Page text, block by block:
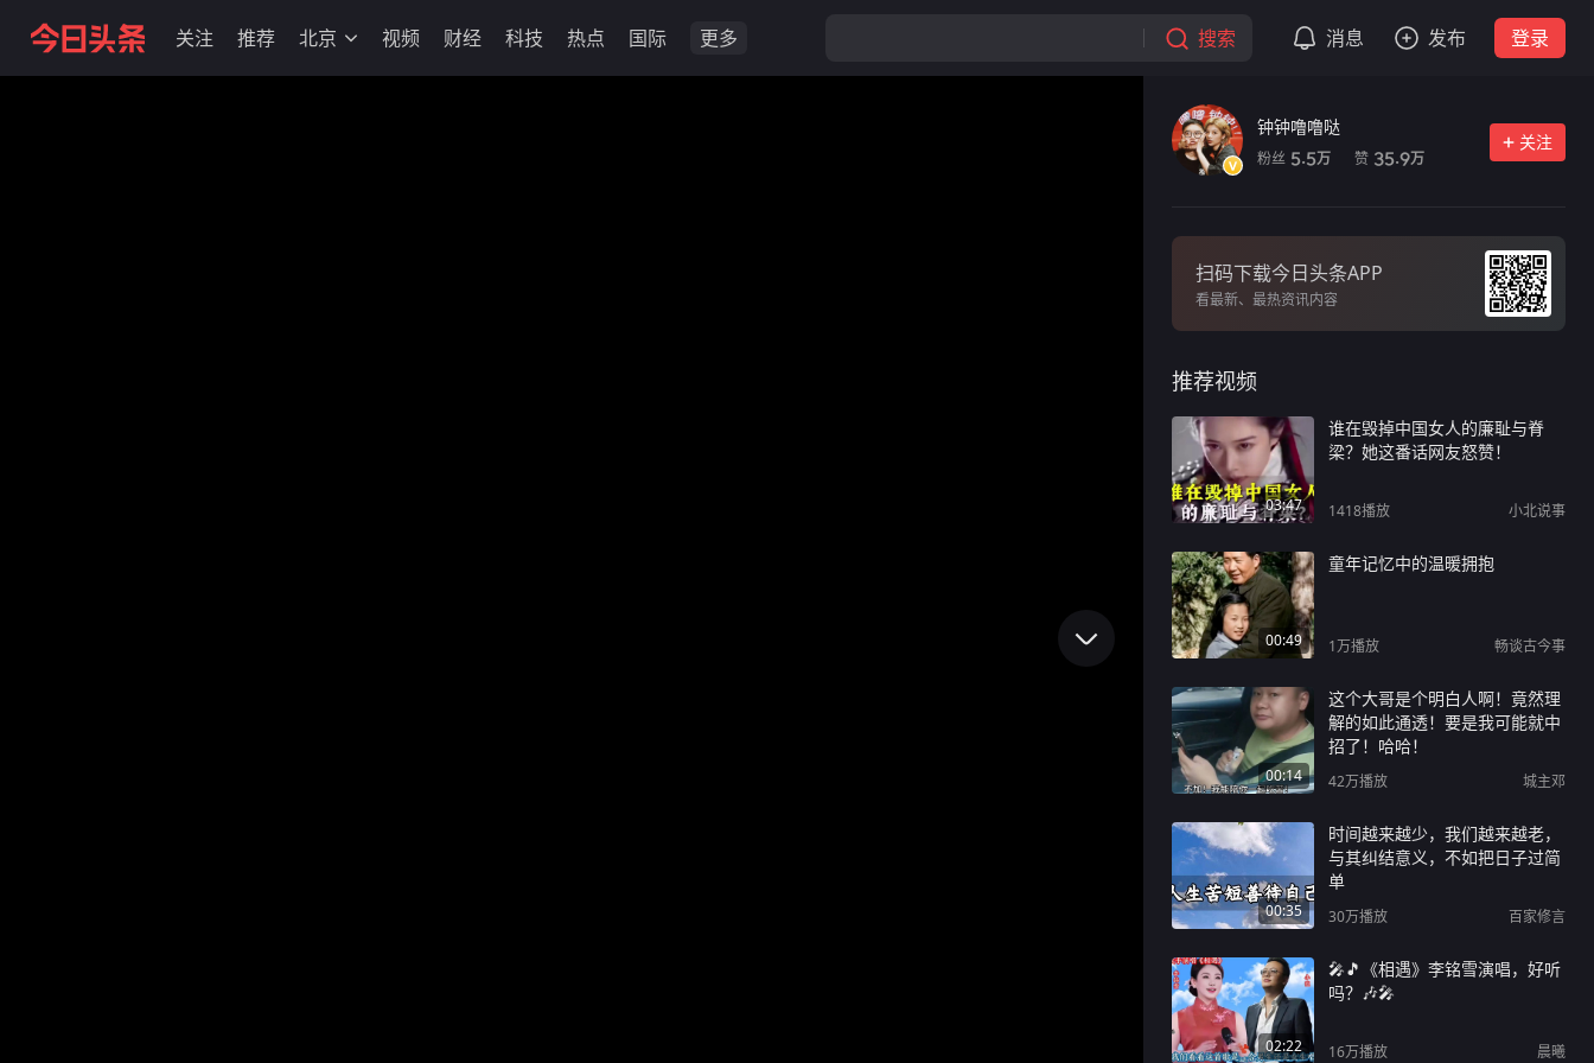
关注 推荐 北京 视频 财经 科技 热点 国际 更多 搜索 消息 发布 登录
钟钟噜噜哒
粉丝 5.5万 赞 35.9万
关注
扫码下载今日头条APP
看最新、最热资讯内容
推荐视频
03:47
谁在毁掉中国女人的廉耻与脊
梁？她这番话网友怒赞！
1418播放 小北说事
00:49
童年记忆中的温暖拥抱
1万播放 畅谈古今事
00:14
这个大哥是个明白人啊！竟然理
解的如此通透！要是我可能就中
招了！哈哈！
42万播放 城主邓
00:35
时间越来越少，我们越来越老，
与其纠结意义，不如把日子过简
单
30万播放 百家修言
02:22
🎤🎵《相遇》李铭雪演唱，好听
吗？🎶🎤
16万播放 晨曦